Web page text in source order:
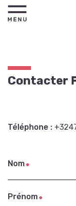
Contacter
Téléphone :
Nom
Prénom